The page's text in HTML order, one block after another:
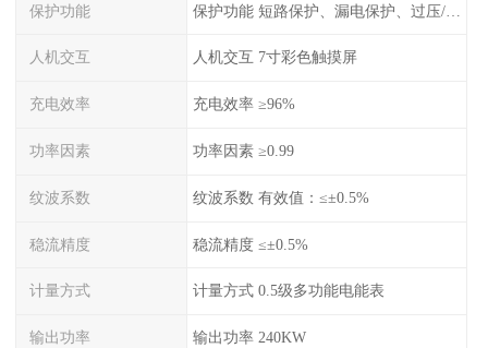
保护功能 保护功能 短路保护、漏电保护、过压/欠压保护、过流保护、过温保护、蓄电池反接保护、过充保护
人机交互 人机交互 7寸彩色触摸屏
充电效率 充电效率 ≥96%
功率因素 功率因素 ≥0.99
纹波系数 纹波系数 有效值：≤±0.5%
稳流精度 稳流精度 ≤±0.5%
计量方式 计量方式 0.5级多功能电能表
输出功率 输出功率 240KW